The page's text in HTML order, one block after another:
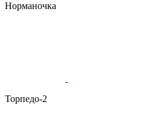
Норманочка
Торпедо-2